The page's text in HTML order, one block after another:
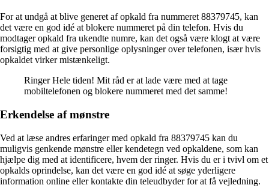
For at undgå at blive generet af opkald fra nummeret 88379745, kan
det være en god idé at blokere nummeret på din telefon. Hvis du
modtager opkald fra ukendte numre, kan det også være klogt at være
forsigtig med at give personlige oplysninger over telefonen, især hvis
opkaldet virker mistænkeligt.
Ringer Hele tiden! Mit råd er at lade være med at tage
mobiltelefonen og blokere nummeret med det samme!
Erkendelse af mønstre
Ved at læse andres erfaringer med opkald fra 88379745 kan du
muligvis genkende mønstre eller kendetegn ved opkaldene, som kan
hjælpe dig med at identificere, hvem der ringer. Hvis du er i tvivl om et
opkalds oprindelse, kan det være en god idé at søge yderligere
information online eller kontakte din teleudbyder for at få vejledning.